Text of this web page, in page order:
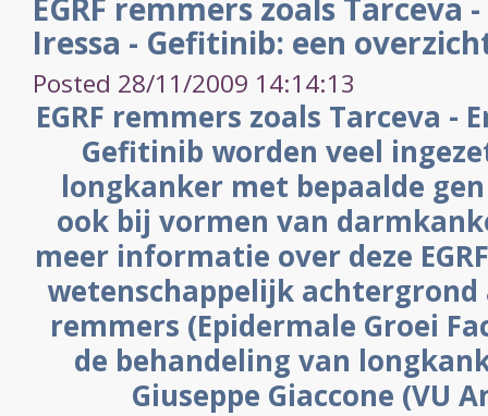
EGRF remmers zoals Tarceva
Iressa - Gefitinib: een
Posted 28/11/2009 14:14:13
EGRF remmers zoals Tarceva -
Gefitinib worden veel
longkanker met bepaalde
ook bij vormen van
meer informatie over deze
wetenschappelijk achtergrond
remmers (Epidermale Groei
de behandeling van
Giuseppe Giaccone (VU